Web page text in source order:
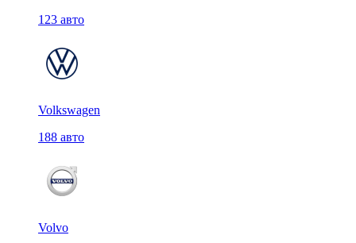
123 авто
Volkswagen
188 авто
Volvo